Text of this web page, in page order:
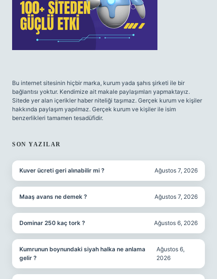
Bu internet sitesinin hiçbir marka, kurum yada şahıs şirketi ile bir
bağlantısı yoktur. Kendimize ait makale paylaşımları yapmaktayız.
Sitede yer alan içerikler haber niteliği taşımaz. Gerçek kurum ve kişiler
hakkında paylaşım yapılmaz. Gerçek kurum ve kişiler ile isim
benzerlikleri tamamen tesadüfidir.
SON YAZILAR
Kuver ücreti geri alınabilir mi ? Ağustos 7, 2026
Maaş avans ne demek ? Ağustos 7, 2026
Dominar 250 kaç tork ? Ağustos 6, 2026
Kumrunun boynundaki siyah halka ne anlama
gelir ?
Ağustos 6,
2026